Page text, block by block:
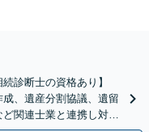
診断士の資格あり】
成、遺産分割協議、遺留
関連士業と連携し対応